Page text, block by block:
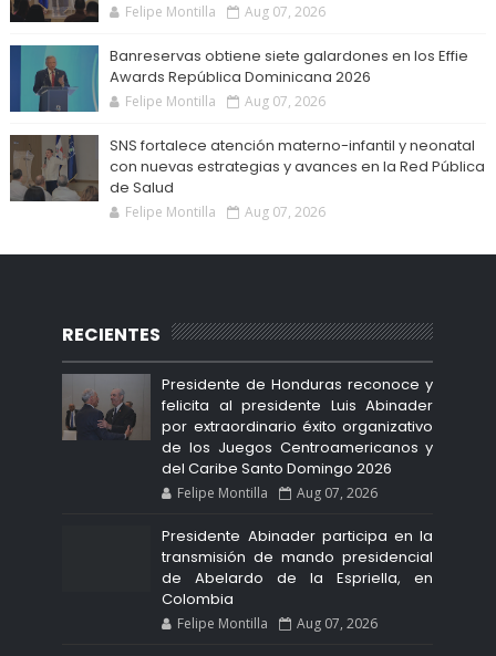
Felipe Montilla Aug 07, 2026
Banreservas obtiene siete galardones en los Effie
Awards República Dominicana 2026
Felipe Montilla Aug 07, 2026
SNS fortalece atención materno-infantil y neonatal
con nuevas estrategias y avances en la Red Pública
de Salud
Felipe Montilla Aug 07, 2026
RECIENTES
Presidente de Honduras reconoce y
felicita al presidente Luis Abinader
por extraordinario éxito organizativo
de los Juegos Centroamericanos y
del Caribe Santo Domingo 2026
Felipe Montilla Aug 07, 2026
Presidente Abinader participa en la
transmisión de mando presidencial
de Abelardo de la Espriella, en
Colombia
Felipe Montilla Aug 07, 2026